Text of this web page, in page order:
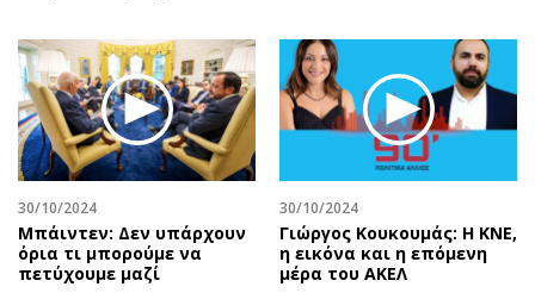
30/10/2024
Μπάιντεν: Δεν υπάρχουν
όρια τι μπορούμε να
πετύχουμε μαζί
30/10/2024
Γιώργος Κουκουμάς: Η ΚΝΕ,
η εικόνα και η επόμενη
μέρα του ΑΚΕΛ